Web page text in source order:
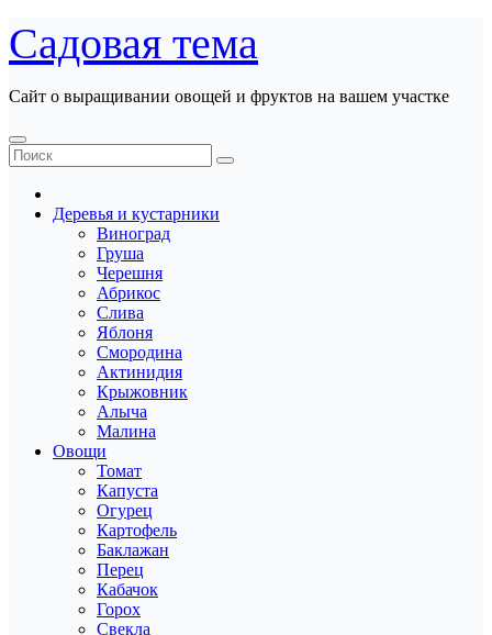
Перейти
к
содержанию
Садовая тема
Сайт о выращивании овощей и фруктов на вашем участке
Деревья и кустарники
Виноград
Груша
Черешня
Абрикос
Слива
Яблоня
Смородина
Актинидия
Крыжовник
Алыча
Малина
Овощи
Томат
Капуста
Огурец
Картофель
Баклажан
Перец
Кабачок
Горох
Свекла